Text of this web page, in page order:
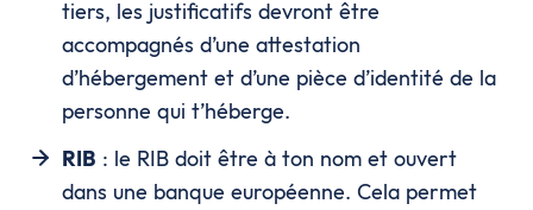
tiers, les justificatifs devront être
accompagnés d’une attestation
d’hébergement et d’une pièce d’identité de la
personne qui t’héberge.
RIB : le RIB doit être à ton nom et ouvert
dans une banque européenne. Cela permet